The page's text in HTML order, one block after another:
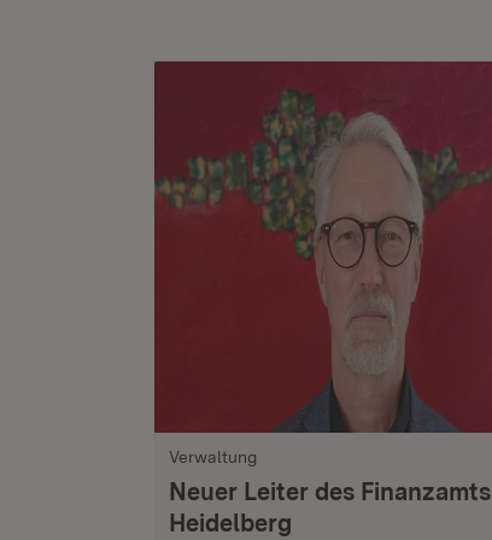
Verwaltung
Neuer Leiter des Finanzamts
Heidelberg